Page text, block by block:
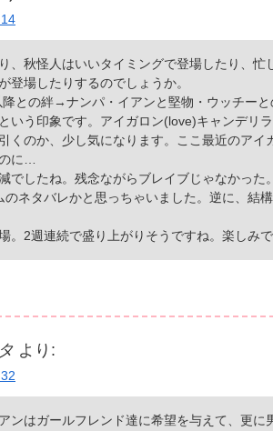
、秋怪人はいいタイミングで登場したり、
登場したりするのでしょうか。
との絆→ナンパ・イアンと堅物・ウッチー
いう印象です。アイガロン(love)キャンデリ
くのか、少し気になります。ここ最近のアイ
に…
でしたね。残念ながらブレイブじゃなかった
ネタバレかと思っちゃいました。逆に、結
。2週連続で盛り上がりそうですね。楽しみで
より:
ンはガールフレンド達に希望を与えて、更